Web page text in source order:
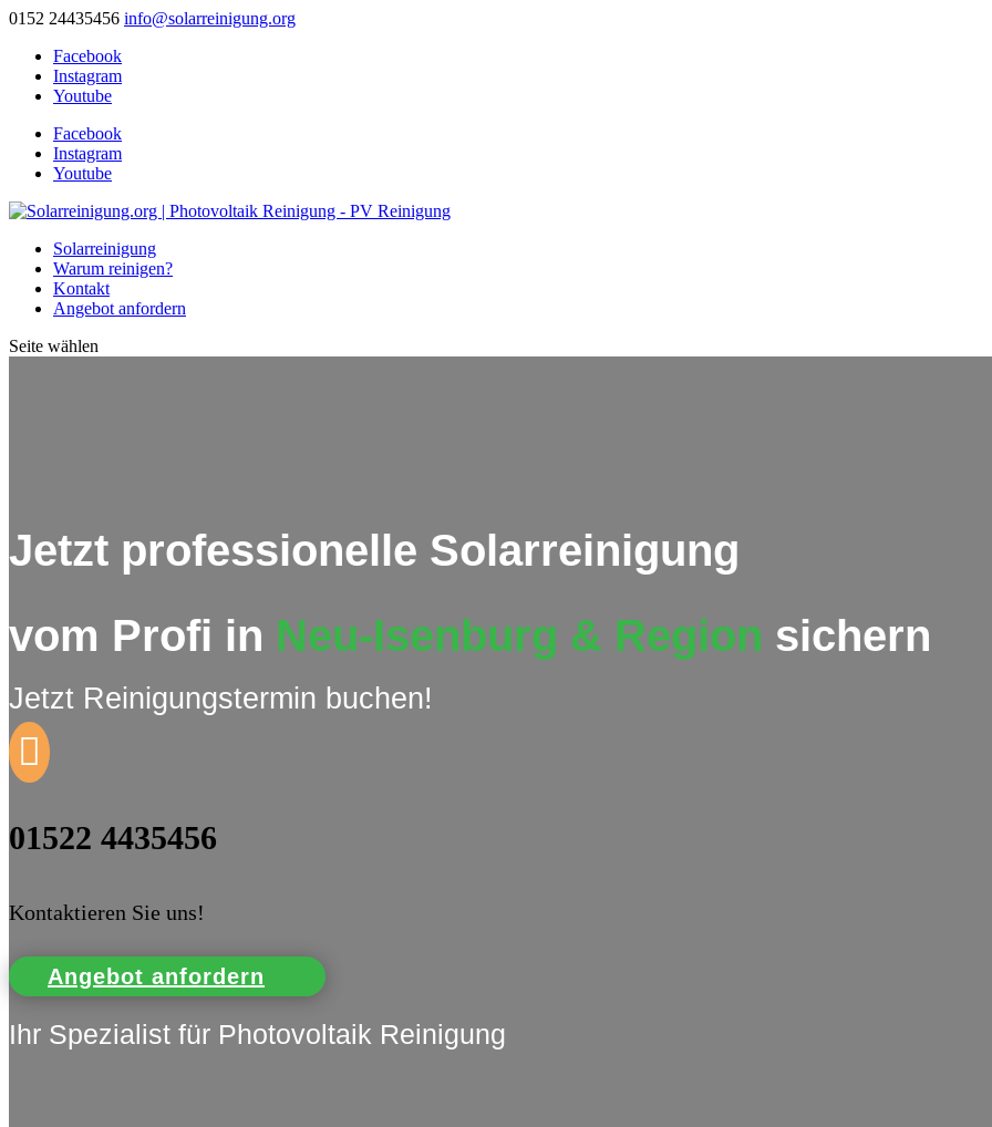
0152 24435456 info@solarreinigung.org
Facebook
Instagram
Youtube
Facebook
Instagram
Youtube
Solarreinigung
Warum reinigen?
Kontakt
Angebot anfordern
Seite wählen
Jetzt professionelle Solarreinigung
vom Profi in Neu-Isenburg & Region sichern
Jetzt Reinigungstermin buchen!

01522 4435456
Kontaktieren Sie uns!
Angebot anfordern
Ihr Spezialist für Photovoltaik Reinigung